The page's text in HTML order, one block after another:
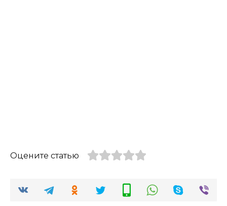
Оцените статью